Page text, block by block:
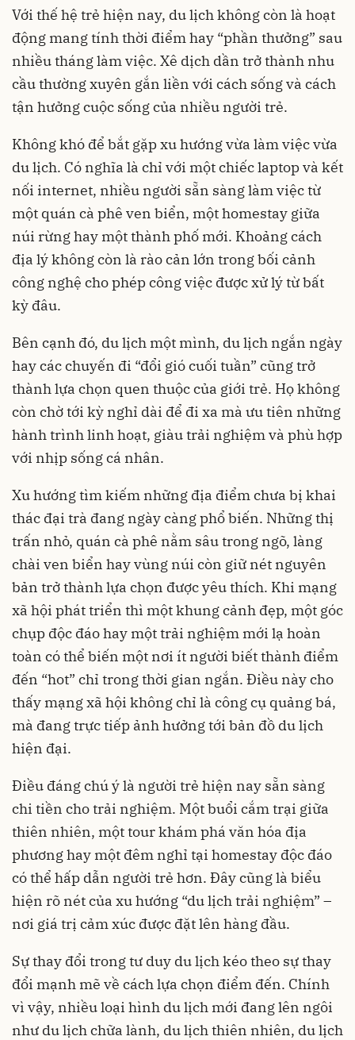
Với thế hệ trẻ hiện nay, du lịch không còn là hoạt
động mang tính thời điểm hay “phần thưởng” sau
nhiều tháng làm việc. Xê dịch dần trở thành nhu
cầu thường xuyên gắn liền với cách sống và cách
tận hưởng cuộc sống của nhiều người trẻ.
Không khó để bắt gặp xu hướng vừa làm việc vừa
du lịch. Có nghĩa là chỉ với một chiếc laptop và kết
nối internet, nhiều người sẵn sàng làm việc từ
một quán cà phê ven biển, một homestay giữa
núi rừng hay một thành phố mới. Khoảng cách
địa lý không còn là rào cản lớn trong bối cảnh
công nghệ cho phép công việc được xử lý từ bất
kỳ đâu.
Bên cạnh đó, du lịch một mình, du lịch ngắn ngày
hay các chuyến đi “đổi gió cuối tuần” cũng trở
thành lựa chọn quen thuộc của giới trẻ. Họ không
còn chờ tới kỳ nghỉ dài để đi xa mà ưu tiên những
hành trình linh hoạt, giàu trải nghiệm và phù hợp
với nhịp sống cá nhân.
Xu hướng tìm kiếm những địa điểm chưa bị khai
thác đại trà đang ngày càng phổ biến. Những thị
trấn nhỏ, quán cà phê nằm sâu trong ngõ, làng
chài ven biển hay vùng núi còn giữ nét nguyên
bản trở thành lựa chọn được yêu thích. Khi mạng
xã hội phát triển thì một khung cảnh đẹp, một góc
chụp độc đáo hay một trải nghiệm mới lạ hoàn
toàn có thể biến một nơi ít người biết thành điểm
đến “hot” chỉ trong thời gian ngắn. Điều này cho
thấy mạng xã hội không chỉ là công cụ quảng bá,
mà đang trực tiếp ảnh hưởng tới bản đồ du lịch
hiện đại.
Điều đáng chú ý là người trẻ hiện nay sẵn sàng
chi tiền cho trải nghiệm. Một buổi cắm trại giữa
thiên nhiên, một tour khám phá văn hóa địa
phương hay một đêm nghỉ tại homestay độc đáo
có thể hấp dẫn người trẻ hơn. Đây cũng là biểu
hiện rõ nét của xu hướng “du lịch trải nghiệm” –
nơi giá trị cảm xúc được đặt lên hàng đầu.
Sự thay đổi trong tư duy du lịch kéo theo sự thay
đổi mạnh mẽ về cách lựa chọn điểm đến. Chính
vì vậy, nhiều loại hình du lịch mới đang lên ngôi
như du lịch chữa lành, du lịch thiên nhiên, du lịch